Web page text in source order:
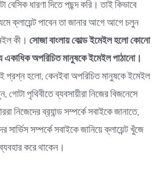
বেসিক ধারণা দিতে পছন্দ করি। তাই কিভাবে
ক্লায়েন্ট পাবেন তা জানার আগে আগে চলুন
কী। সোজা বাংলায় কোল্ড ইমেইল হলো কোনো
একাধিক অপরিচিত মানুষকে ইমেইল পাঠানো।
প্রশ্ন হলো, কেনইবা অপরিচিত মানুষকে ইমেইল
গোটা পৃথিবীতে ব্যবসায়ীরা নিজের বিজনেসে
নিজেদের ব্র‍্যান্ড সম্পর্কে সবাইকে জানাতে,
সার্ভিস সম্পর্কে সবাইকে জানিয়ে ক্লায়েন্ট খুঁজে
করে থাকেন।